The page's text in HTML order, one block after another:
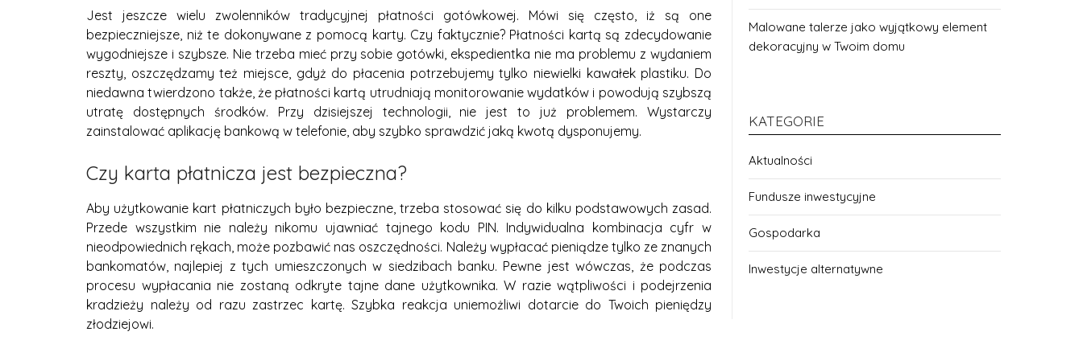
Jest jeszcze wielu zwolenników tradycyjnej płatności gotówkowej. Mówi się często, iż są one
bezpieczniejsze, niż te dokonywane z pomocą karty. Czy faktycznie? Płatności kartą są zdecydowanie
wygodniejsze i szybsze. Nie trzeba mieć przy sobie gotówki, ekspedientka nie ma problemu z wydaniem
reszty, oszczędzamy też miejsce, gdyż do płacenia potrzebujemy tylko niewielki kawałek plastiku. Do
niedawna twierdzono także, że płatności kartą utrudniają monitorowanie wydatków i powodują szybszą
utratę dostępnych środków. Przy dzisiejszej technologii, nie jest to już problemem. Wystarczy
zainstalować aplikację bankową w telefonie, aby szybko sprawdzić jaką kwotą dysponujemy.
Czy karta płatnicza jest bezpieczna?
Aby użytkowanie kart płatniczych było bezpieczne, trzeba stosować się do kilku podstawowych zasad.
Przede wszystkim nie należy nikomu ujawniać tajnego kodu PIN. Indywidualna kombinacja cyfr w
nieodpowiednich rękach, może pozbawić nas oszczędności. Należy wypłacać pieniądze tylko ze znanych
bankomatów, najlepiej z tych umieszczonych w siedzibach banku. Pewne jest wówczas, że podczas
procesu wypłacania nie zostaną odkryte tajne dane użytkownika. W razie wątpliwości i podejrzenia
kradzieży należy od razu zastrzec kartę. Szybka reakcja uniemożliwi dotarcie do Twoich pieniędzy
złodziejowi.
Malowane talerze jako wyjątkowy element
dekoracyjny w Twoim domu
KATEGORIE
Aktualności
Fundusze inwestycyjne
Gospodarka
Inwestycje alternatywne